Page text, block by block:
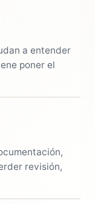
a entender
poner el
revisión,